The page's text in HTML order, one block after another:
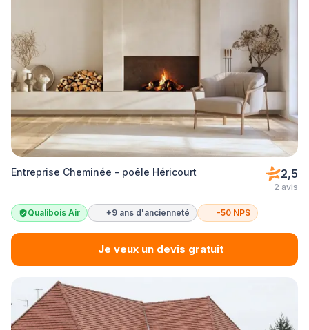
Entreprise Cheminée - poêle Héricourt 2,5
2 avis
Qualibois Air +9 ans d'ancienneté -50 NPS
Je veux un devis gratuit